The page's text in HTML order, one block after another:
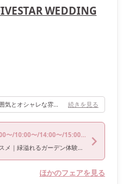
WEDDING
最近改装されたばかりの会場は大人な雰囲気とオシャレな雰囲気でとても良かったです！ 他の会場も見せてもらいましたが、どの会場も良かったので、人数に合わせて選べるのも楽しいですよ！ 続きを見る
〜/10:00〜/14:00〜/15:00〜/16:00〜
お盆SP*150万特典＆人気コスメ｜緑溢れるガーデン体験＆和牛試食
ほかのフェアを見る